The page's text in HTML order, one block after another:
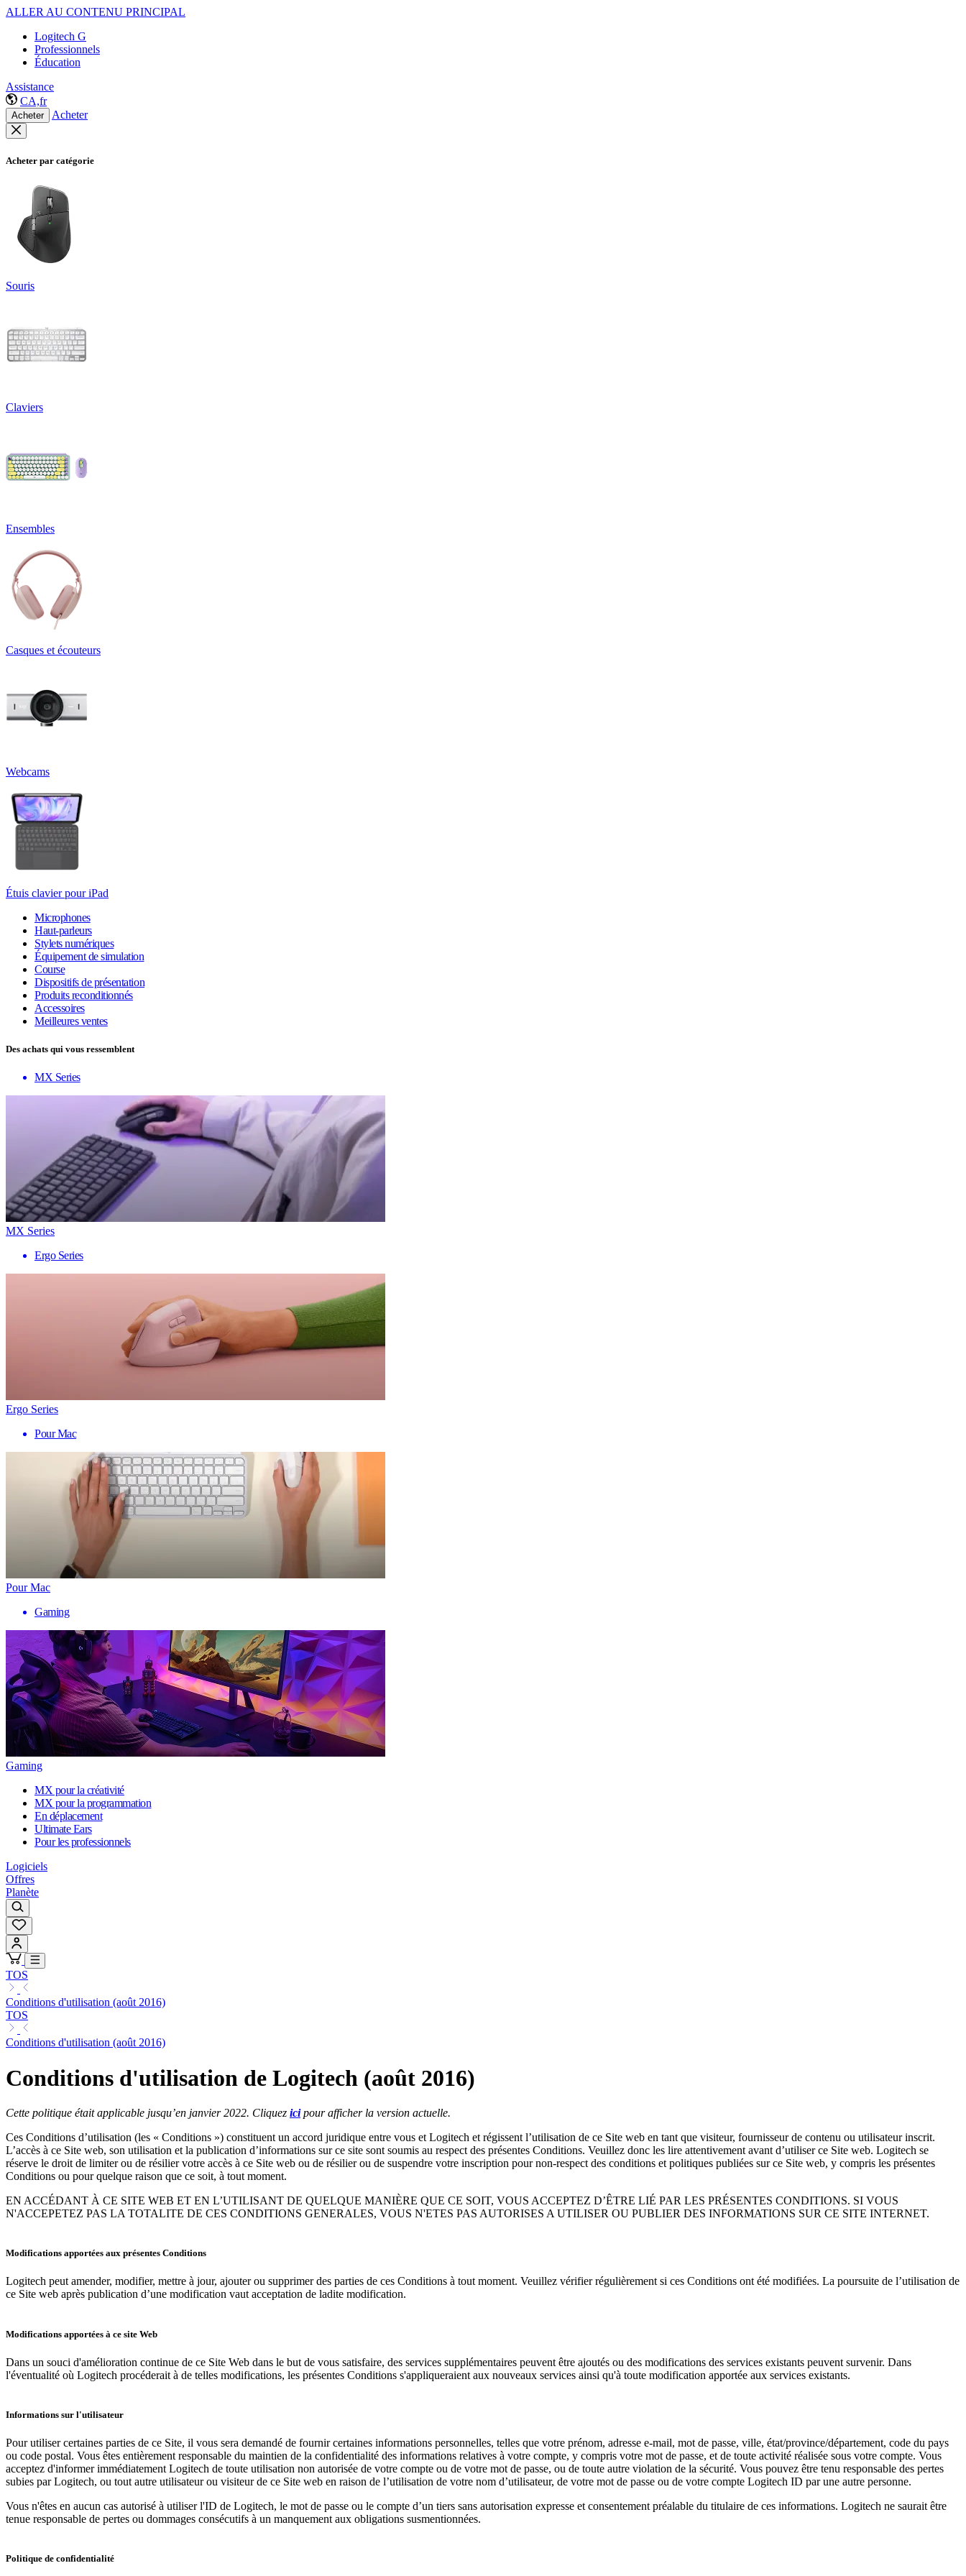
ALLER AU CONTENU PRINCIPAL
Logitech G
Professionnels
Éducation
Assistance
CA,fr
Acheter Acheter
Acheter par catégorie
Souris
Claviers
Ensembles
Casques et écouteurs
Webcams
Étuis clavier pour iPad
Microphones
Haut-parleurs
Stylets numériques
Équipement de simulation
Course
Dispositifs de présentation
Produits reconditionnés
Accessoires
Meilleures ventes
Des achats qui vous ressemblent
MX Series
MX Series
Ergo Series
Ergo Series
Pour Mac
Pour Mac
Gaming
Gaming
MX pour la créativité
MX pour la programmation
En déplacement
Ultimate Ears
Pour les professionnels
Logiciels
Offres
Planète
TOS
Conditions d'utilisation (août 2016)
TOS
Conditions d'utilisation (août 2016)
Conditions d'utilisation de Logitech (août 2016)
Cette politique était applicable jusqu’en janvier 2022. Cliquez icipour afficher la version actuelle.
Ces Conditions d’utilisation (les « Conditions ») constituent un accord juridique entre vous et Logitech et régissent l’utilisation de ce Site web en tant que visiteur, fournisseur de contenu ou utilisateur inscrit.
L’accès à ce Site web, son utilisation et la publication d’informations sur ce site sont soumis au respect des présentes Conditions. Veuillez donc les lire attentivement avant d’utiliser ce Site web. Logitech se
réserve le droit de limiter ou de résilier votre accès à ce Site web ou de résilier ou de suspendre votre inscription pour non-respect des conditions et politiques publiées sur ce Site web, y compris les présentes
Conditions ou pour quelque raison que ce soit, à tout moment.
EN ACCÉDANT À CE SITE WEB ET EN L’UTILISANT DE QUELQUE MANIÈRE QUE CE SOIT, VOUS ACCEPTEZ D’ÊTRE LIÉ PAR LES PRÉSENTES CONDITIONS. SI VOUS
N'ACCEPETEZ PAS LA TOTALITE DE CES CONDITIONS GENERALES, VOUS N'ETES PAS AUTORISES A UTILISER OU PUBLIER DES INFORMATIONS SUR CE SITE INTERNET.
Modifications apportées aux présentes Conditions
Logitech peut amender, modifier, mettre à jour, ajouter ou supprimer des parties de ces Conditions à tout moment. Veuillez vérifier régulièrement si ces Conditions ont été modifiées. La poursuite de l’utilisation de
ce Site web après publication d’une modification vaut acceptation de ladite modification.
Modifications apportées à ce site Web
Dans un souci d'amélioration continue de ce Site Web dans le but de vous satisfaire, des services supplémentaires peuvent être ajoutés ou des modifications des services existants peuvent survenir. Dans
l'éventualité où Logitech procéderait à de telles modifications, les présentes Conditions s'appliqueraient aux nouveaux services ainsi qu'à toute modification apportée aux services existants.
Informations sur l'utilisateur
Pour utiliser certaines parties de ce Site, il vous sera demandé de fournir certaines informations personnelles, telles que votre prénom, adresse e-mail, mot de passe, ville, état/province/département, code du pays
ou code postal. Vous êtes entièrement responsable du maintien de la confidentialité des informations relatives à votre compte, y compris votre mot de passe, et de toute activité réalisée sous votre compte. Vous
acceptez d'informer immédiatement Logitech de toute utilisation non autorisée de votre compte ou de votre mot de passe, ou de toute autre violation de la sécurité. Vous pouvez être tenu responsable des pertes
subies par Logitech, ou tout autre utilisateur ou visiteur de ce Site web en raison de l’utilisation de votre nom d’utilisateur, de votre mot de passe ou de votre compte Logitech ID par une autre personne.
Vous n'êtes en aucun cas autorisé à utiliser l'ID de Logitech, le mot de passe ou le compte d’un tiers sans autorisation expresse et consentement préalable du titulaire de ces informations. Logitech ne saurait être
tenue responsable de pertes ou dommages consécutifs à un manquement aux obligations susmentionnées.
Politique de confidentialité